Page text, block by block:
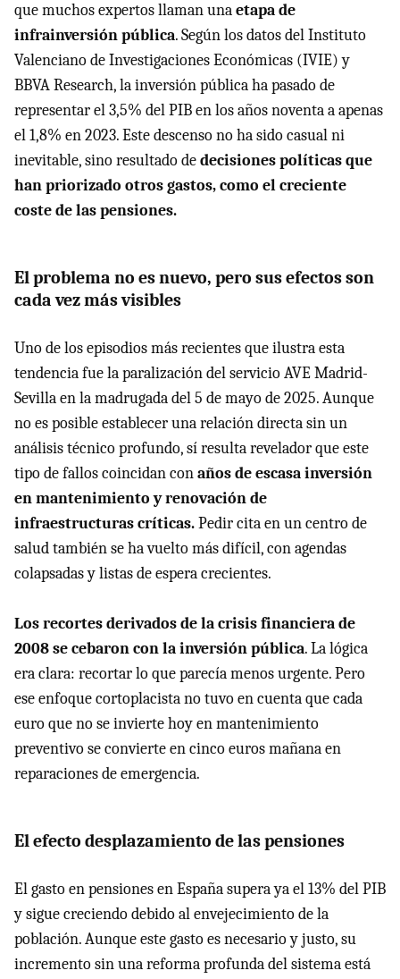
que muchos expertos llaman unaetapa de
infrainversión pública. Según los datos del Instituto
Valenciano de Investigaciones Económicas (IVIE) y
BBVA Research, la inversión pública ha pasado de
representar el 3,5% del PIB en los años noventa a apenas
el 1,8% en 2023. Este descenso no ha sido casual ni
inevitable, sino resultado dedecisiones políticas que
han priorizado otros gastos, como el creciente
coste de las pensiones.
El problema no es nuevo, pero sus efectos son
cada vez más visibles
Uno de los episodios más recientes que ilustra esta
tendencia fue la paralización del servicio AVE Madrid-
Sevilla en la madrugada del 5 de mayo de 2025. Aunque
no es posible establecer una relación directa sin un
análisis técnico profundo, sí resulta revelador que este
tipo de fallos coincidan conaños de escasa inversión
en mantenimiento y renovación de
infraestructuras críticas.Pedir cita en un centro de
salud también se ha vuelto más difícil, con agendas
colapsadas y listas de espera crecientes.
Los recortes derivados de la crisis financiera de
2008 se cebaron con la inversión pública. La lógica
era clara: recortar lo que parecía menos urgente. Pero
ese enfoque cortoplacista no tuvo en cuenta que cada
euro que no se invierte hoy en mantenimiento
preventivo se convierte en cinco euros mañana en
reparaciones de emergencia.
El efecto desplazamiento de las pensiones
El gasto en pensiones en España supera ya el 13% del PIB
y sigue creciendo debido al envejecimiento de la
población. Aunque este gasto es necesario y justo, su
incremento sin una reforma profunda del sistema está